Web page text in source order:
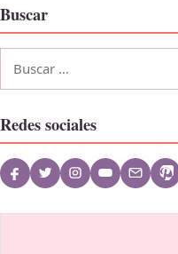
Buscar
Redes sociales